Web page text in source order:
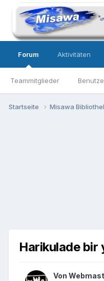
Forum
Teammitglieder
Aktivitäten
Startseite Misawa
Harikulade bir
Von